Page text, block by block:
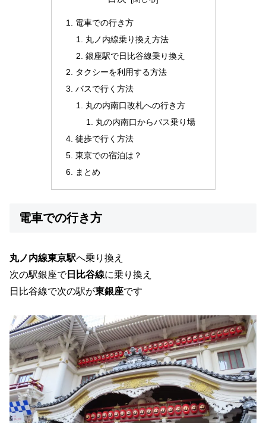
電車での行き方
丸ノ内線乗り換え方法
銀座駅で日比谷線乗り換え
タクシーを利用する方法
バスで行く方法
丸の内南口改札への行き方
丸の内南口からバス乗り場
徒歩で行く方法
東京での宿泊は？
まとめ
電車での行き方
丸ノ内線東京駅へ乗り換え
次の駅銀座で日比谷線に乗り換え
日比谷線で次の駅が東銀座です